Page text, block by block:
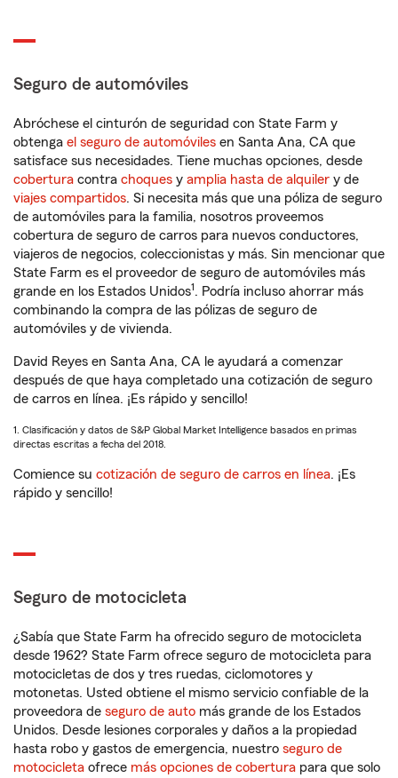
Seguro de automóviles
Abróchese el cinturón de seguridad con State Farm y
obtenga el seguro de automóviles en Santa Ana, CA que
satisface sus necesidades. Tiene muchas opciones, desde
cobertura contra choques y amplia hasta de alquiler y de
viajes compartidos. Si necesita más que una póliza de seguro
de automóviles para la familia, nosotros proveemos
cobertura de seguro de carros para nuevos conductores,
viajeros de negocios, coleccionistas y más. Sin mencionar que
State Farm es el proveedor de seguro de automóviles más
grande en los Estados Unidos1 . Podría incluso ahorrar más
combinando la compra de las pólizas de seguro de
automóviles y de vivienda.
David Reyes en Santa Ana, CA le ayudará a comenzar
después de que haya completado una cotización de seguro
de carros en línea. ¡Es rápido y sencillo!
1. Clasificación y datos de S&P Global Market Intelligence basados en primas
directas escritas a fecha del 2018.
Comience su cotización de seguro de carros en línea. ¡Es
rápido y sencillo!
Seguro de motocicleta
¿Sabía que State Farm ha ofrecido seguro de motocicleta
desde 1962? State Farm ofrece seguro de motocicleta para
motocicletas de dos y tres ruedas, ciclomotores y
motonetas. Usted obtiene el mismo servicio confiable de la
proveedora de seguro de auto más grande de los Estados
Unidos. Desde lesiones corporales y daños a la propiedad
hasta robo y gastos de emergencia, nuestro seguro de
motocicleta ofrece más opciones de cobertura para que solo